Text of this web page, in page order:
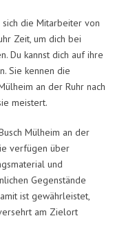
die Mitarbeiter von
Zeit, um dich bei
Du kannst dich auf ihre
Sie kennen die
an der Ruhr nach
meistert.
Mülheim an der
verfügen über
und
Gegenstände
ist gewährleistet,
am Zielort